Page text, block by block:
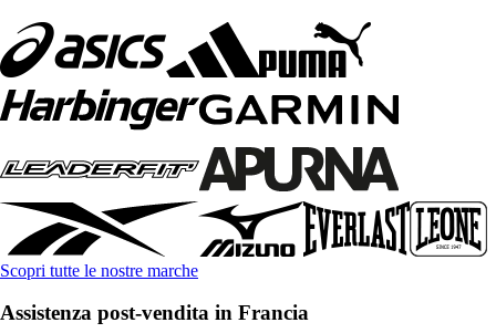
Scopri tutte le nostre marche
Assistenza post-vendita in Francia